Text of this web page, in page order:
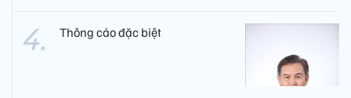
Thông cáo đặc biệt